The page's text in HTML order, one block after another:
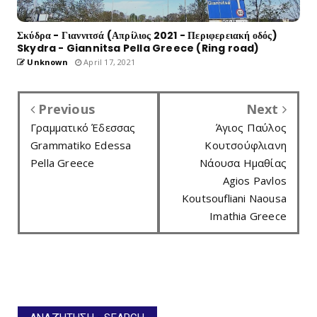
Σκύδρα - Γιαννιτσά (Απρίλιος 2021 - Περιφερειακή οδός)
Skydra - Giannitsa Pella Greece (Ring road)
Unknown April 17, 2021
Previous
Γραμματικό Έδεσσας
Grammatiko Edessa
Pella Greece
Next
Άγιος Παύλος
Κουτσούφλιανη
Νάουσα Ημαθίας
Agios Pavlos
Koutsoufliani Naousa
Imathia Greece